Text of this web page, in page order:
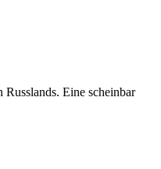
Russlands. Eine scheinbar